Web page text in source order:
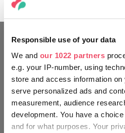
Responsible use of your data
We and our 1022 partners
e.g. your IP-number, using
store and access information
serve personalized ads and
measurement, audience
development. You have a
and for what purposes. Your